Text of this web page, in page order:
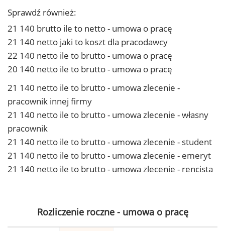
Sprawdź również:
21 140 brutto ile to netto - umowa o pracę
21 140 netto jaki to koszt dla pracodawcy
22 140 netto ile to brutto - umowa o pracę
20 140 netto ile to brutto - umowa o pracę
21 140 netto ile to brutto - umowa zlecenie -
pracownik innej firmy
21 140 netto ile to brutto - umowa zlecenie - własny
pracownik
21 140 netto ile to brutto - umowa zlecenie - student
21 140 netto ile to brutto - umowa zlecenie - emeryt
21 140 netto ile to brutto - umowa zlecenie - rencista
Rozliczenie roczne - umowa o pracę